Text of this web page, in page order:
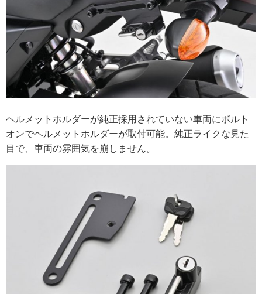
ヘルメットホルダーが純正採用されていない車両にボルト
オンでヘルメットホルダーが取付可能。純正ライクな見た
目で、車両の雰囲気を崩しません。